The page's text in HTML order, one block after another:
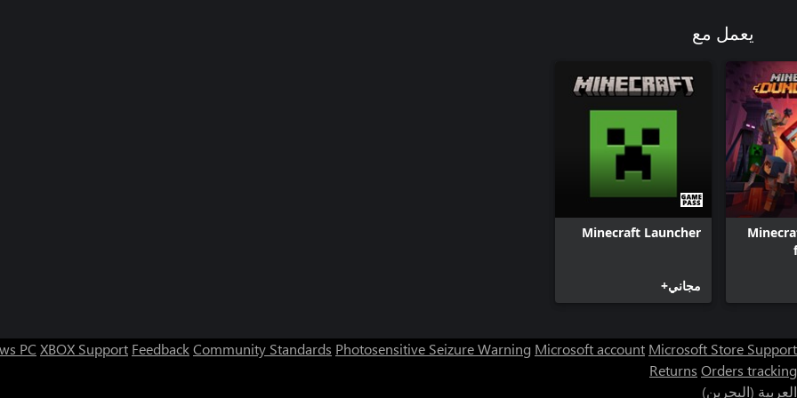
يعمل مع
Minecraft Launcher
مجاني+
PC XBOX Support FeedbackCommunity Standards Photosensitive Seizure Warning Microsoft account Microsoft Store Support
Returns Orders tracking
العربية (البحرين)